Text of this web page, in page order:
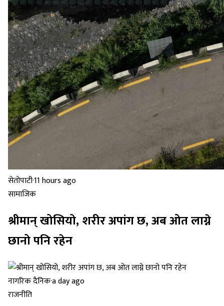
सेतोपाटी·11 hours ago
सामाजिक
श्रीमान् खोसियो, शरीर अपांग छ, अब ओत लाग्ने
छानो पनि रहेन
नागरिक दैनिक·a day ago
राजनीति